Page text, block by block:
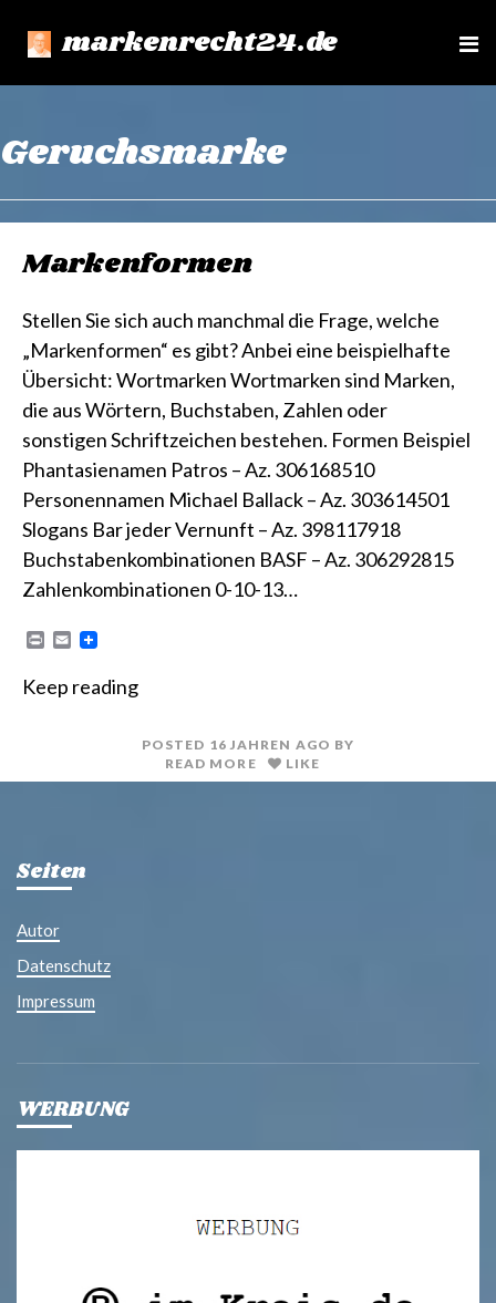
markenrecht24.de
e
Geruchsmarke
Markenformen
Stellen Sie sich auch manchmal die Frage, welche
„Markenformen“ es gibt? Anbei eine beispielhafte
Übersicht: Wortmarken Wortmarken sind Marken,
die aus Wörtern, Buchstaben, Zahlen oder
sonstigen Schriftzeichen bestehen. Formen Beispiel
Phantasienamen Patros – Az. 306168510
Personennamen Michael Ballack – Az. 303614501
Slogans Bar jeder Vernunft – Az. 398117918
Buchstabenkombinationen BASF – Az. 306292815
Zahlenkombinationen 0-10-13…
n
E
i
Keep reading
POSTED 16 JAHREN AGO BY
READ MORE
LIKE
Seiten
Autor
Datenschutz
Impressum
WERBUNG